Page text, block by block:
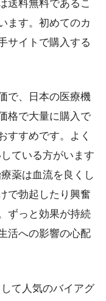
送料無料であるこ
ます。初めてのカ
サイトで購入する
で、日本の医療機
格で大量に購入で
すすめです。よく
ている方がいます
薬は血流を良くし
で勃起したり興奮
ずっと効果が持続
活への影響の心配
て人気のバイアグ